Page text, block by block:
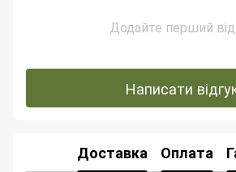
Додайте перший
Написати
Доставка Оплата